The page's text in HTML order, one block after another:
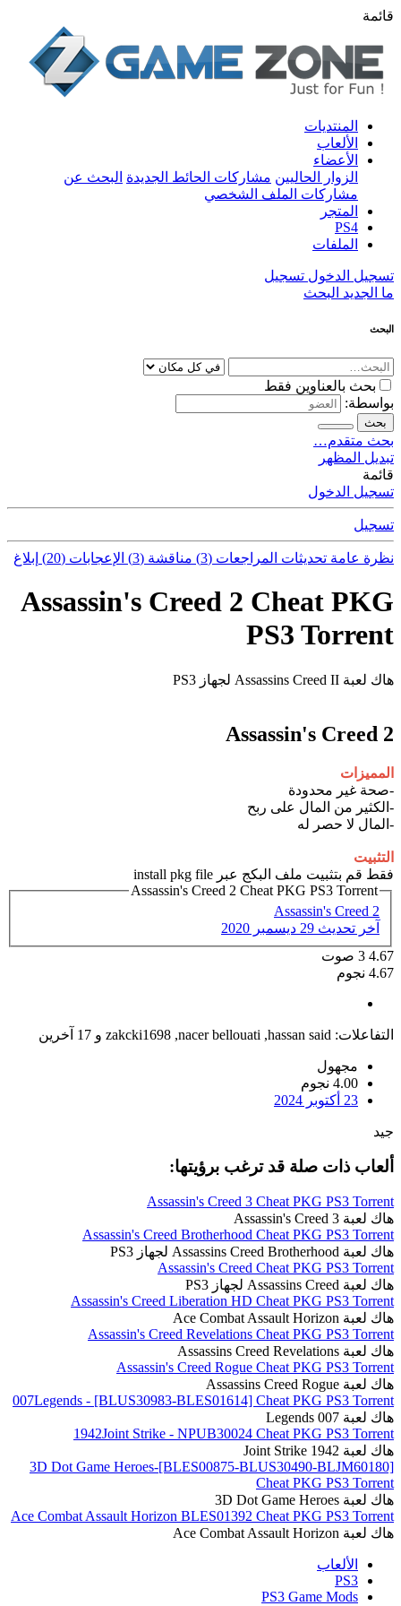
قائمة
المنتديات
الألعاب
الأعضاء
الزوار الحاليين مشاركات الحائط الجديدة البحث عن
مشاركات الملف الشخصي
المتجر
PS4
الملفات
تسجيل الدخول تسجيل
ما الجديد البحث
البحث
بحث بالعناوين فقط
بواسطة:
بحث
بحث متقدم…
تبديل المظهر
قائمة
تسجيل الدخول
تسجيل
نظرة عامة تحديثات المراجعات (3) مناقشة (3) الإعجابات (20) إبلاغ
Assassin's Creed 2 Cheat PKG
PS3 Torrent
هاك لعبة Assassins Creed II لجهاز PS3
Assassin's Creed 2
المميزات
-صحة غير محدودة
-الكثير من المال على ربح
-المال لا حصر له
التثبيت
فقط قم بتثبيت ملف البكج عبر install pkg file
Assassin's Creed 2 Cheat PKG PS3 Torrent
Assassin's Creed 2
آخر تحديث 29 ديسمبر 2020
4.67
3 صوت
4.67 نجوم
التفاعلات: hassan said
,
nacer bellouati
,
zakcki1698 و 17 آخرين
مجهول
4.00 نجوم
23 أكتوبر 2024
جيد
ألعاب ذات صلة قد ترغب برؤيتها:
Assassin's Creed 3 Cheat PKG PS3 Torrent
هاك لعبة Assassin's Creed 3
Assassin's Creed Brotherhood Cheat PKG PS3 Torrent
هاك لعبة Assassins Creed Brotherhood لجهاز PS3
Assassin's Creed Cheat PKG PS3 Torrent
هاك لعبة Assassins Creed لجهاز PS3
Assassin's Creed Liberation HD Cheat PKG PS3 Torrent
هاك لعبة Ace Combat Assault Horizon
Assassin's Creed Revelations Cheat PKG PS3 Torrent
هاك لعبة Assassins Creed Revelations
Assassin's Creed Rogue Cheat PKG PS3 Torrent
هاك لعبة Assassins Creed Rogue
007Legends - [BLUS30983-BLES01614] Cheat PKG PS3 Torrent
هاك لعبة 007 Legends
1942Joint Strike - NPUB30024 Cheat PKG PS3 Torrent
هاك لعبة 1942 Joint Strike
3D Dot Game Heroes-[BLES00875-BLUS30490-BLJM60180]
Cheat PKG PS3 Torrent
هاك لعبة 3D Dot Game Heroes
Ace Combat Assault Horizon BLES01392 Cheat PKG PS3 Torrent
هاك لعبة Ace Combat Assault Horizon
الألعاب
PS3
PS3 Game Mods